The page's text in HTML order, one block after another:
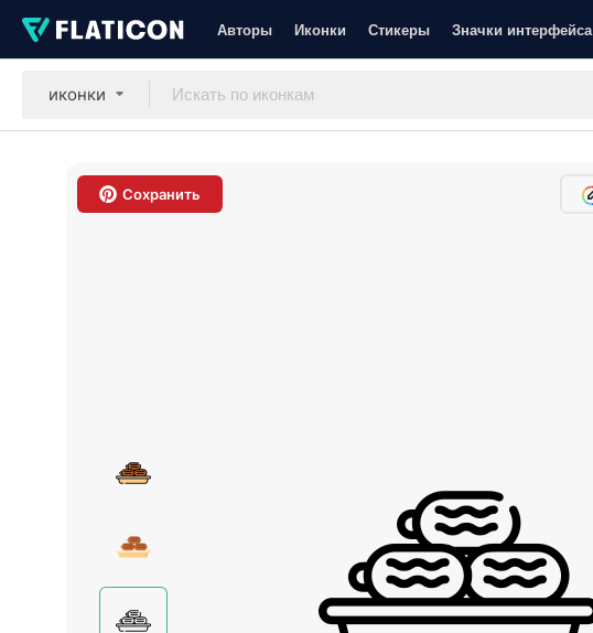
Авторы Иконки Стикеры Значки интерфейса
иконки
Сохранить